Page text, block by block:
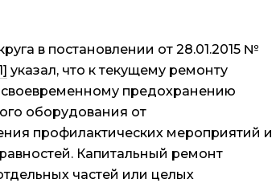
в постановлении от 28.01.2015 №
указал, что к текущему ремонту
своевременному предохранению
оборудования от
профилактических мероприятий и
Капитальный ремонт
частей или целых